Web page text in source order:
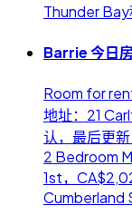
Thunder
Barrie 今日
Room for
地址：21
认，最后更
2 Bedroom
1st，
Cumberland